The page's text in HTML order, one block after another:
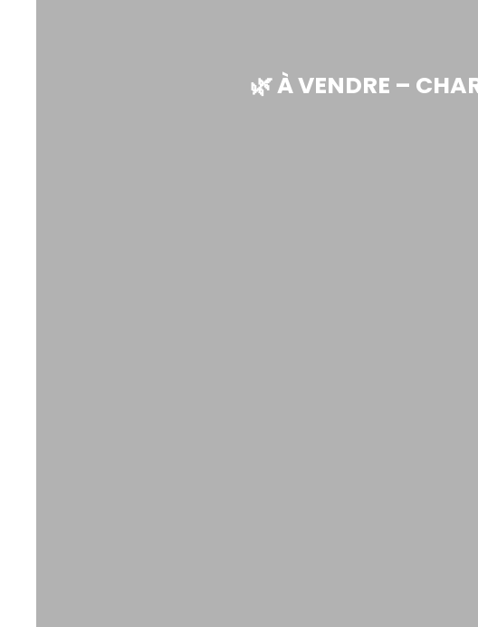
🌿 À VENDRE –